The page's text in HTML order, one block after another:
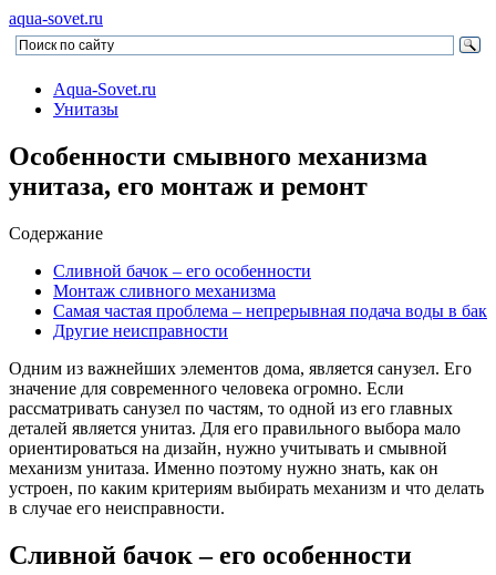
aqua-sovet.ru
Aqua-Sovet.ru
Унитазы
Особенности смывного механизма
унитаза, его монтаж и ремонт
Содержание
Сливной бачок – его особенности
Монтаж сливного механизма
Самая частая проблема – непрерывная подача воды в бак
Другие неисправности
Одним из важнейших элементов дома, является санузел. Его
значение для современного человека огромно. Если
рассматривать санузел по частям, то одной из его главных
деталей является унитаз. Для его правильного выбора мало
ориентироваться на дизайн, нужно учитывать и смывной
механизм унитаза. Именно поэтому нужно знать, как он
устроен, по каким критериям выбирать механизм и что делать
в случае его неисправности.
Сливной бачок – его особенности